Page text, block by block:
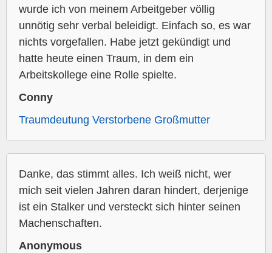
wurde ich von meinem Arbeitgeber völlig
unnötig sehr verbal beleidigt. Einfach so, es war
nichts vorgefallen. Habe jetzt gekündigt und
hatte heute einen Traum, in dem ein
Arbeitskollege eine Rolle spielte.
Conny
Traumdeutung Verstorbene Großmutter
Danke, das stimmt alles. Ich weiß nicht, wer
mich seit vielen Jahren daran hindert, derjenige
ist ein Stalker und versteckt sich hinter seinen
Machenschaften.
Anonymous